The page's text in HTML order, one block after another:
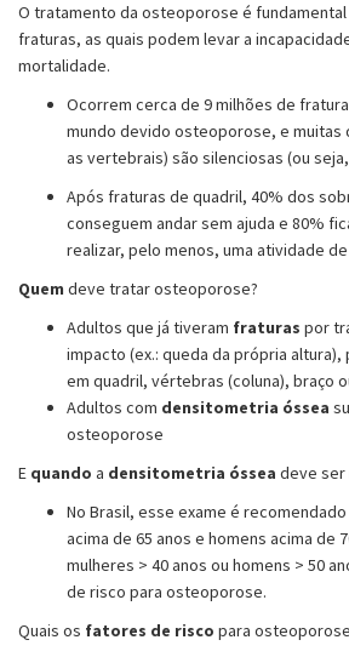
O tratamento da osteoporose é
fraturas, as quais podem levar a
mortalidade.
Ocorrem cerca de 9 milhões de
mundo devido osteoporose, e muitas
as vertebrais) são silenciosas (ou
Após fraturas de quadril, 40% dos
conseguem andar sem ajuda e 80%
realizar, pelo menos, uma atividade
Quem deve tratar osteoporose?
Adultos que já tiveram fraturas por
impacto (ex.: queda da própria
em quadril, vértebras (coluna), braço
Adultos com densitometria óssea
osteoporose
E quando a densitometria óssea deve ser
No Brasil, esse exame é
acima de 65 anos e homens acima de
mulheres > 40 anos ou homens > 50
de risco para osteoporose.
Quais os fatores de risco para